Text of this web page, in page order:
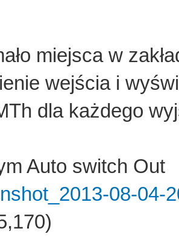
miejsca w
wejścia i
dla każdego
Auto switch Out
08-04-